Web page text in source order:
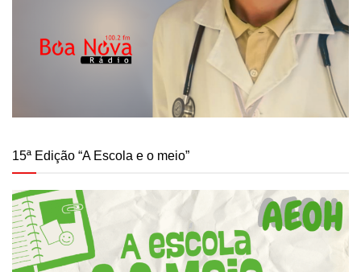
15ª Edição “A Escola e o meio”